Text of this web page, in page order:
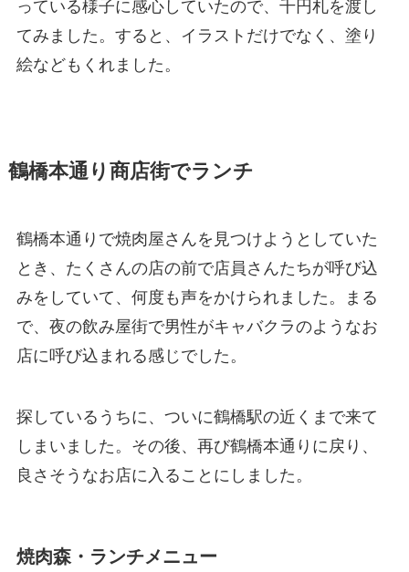
っている様子に感心していたので、千円札を渡し
てみました。すると、イラストだけでなく、塗り
絵などもくれました。
鶴橋本通り商店街でランチ
鶴橋本通りで焼肉屋さんを見つけようとしていた
とき、たくさんの店の前で店員さんたちが呼び込
みをしていて、何度も声をかけられました。まる
で、夜の飲み屋街で男性がキャバクラのようなお
店に呼び込まれる感じでした。
探しているうちに、ついに鶴橋駅の近くまで来て
しまいました。その後、再び鶴橋本通りに戻り、
良さそうなお店に入ることにしました。
焼肉森・ランチメニュー